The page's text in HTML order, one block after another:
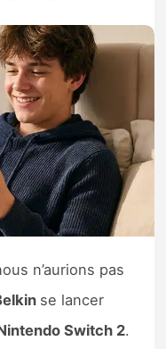
2
n’aurions pas
se lancer
Switch 2.